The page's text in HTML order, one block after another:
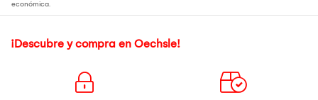
económica.
¡Descubre y compra en Oechsle!